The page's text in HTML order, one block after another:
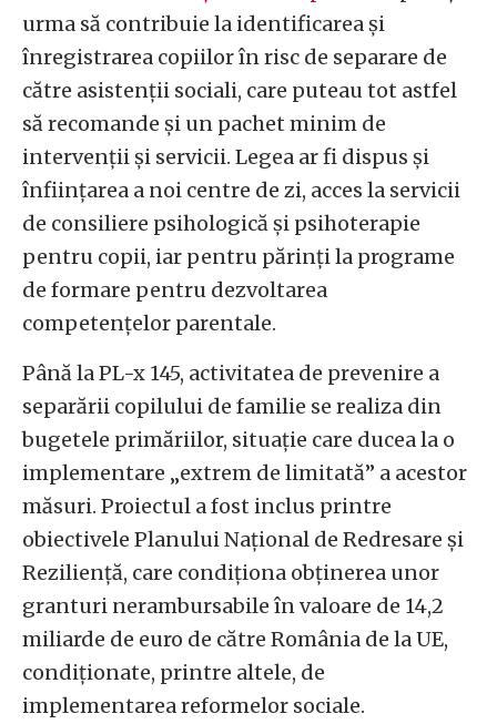
urma să contribuie la identificarea și
înregistrarea copiilor în risc de separare de
către asistenții sociali, care puteau tot astfel
să recomande și un pachet minim de
intervenții și servicii. Legea ar fi dispus și
înființarea a noi centre de zi, acces la servicii
de consiliere psihologică și psihoterapie
pentru copii, iar pentru părinți la programe
de formare pentru dezvoltarea
competențelor parentale.
Până la PL-x 145, activitatea de prevenire a
separării copilului de familie se realiza din
bugetele primăriilor, situație care ducea la o
implementare „extrem de limitată” a acestor
măsuri. Proiectul a fost inclus printre
obiectivele Planului Național de Redresare și
Reziliență, care condiționa obținerea unor
granturi nerambursabile în valoare de 14,2
miliarde de euro de către România de la UE,
condiționate, printre altele, de
implementarea reformelor sociale.